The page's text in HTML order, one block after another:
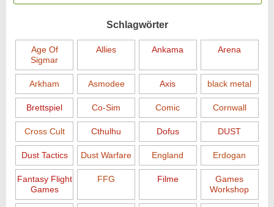
Schlagwörter
Age Of
Sigmar
Allies Ankama Arena
Arkham Asmodee Axis black metal
Brettspiel Co-Sim Comic Cornwall
Cross Cult Cthulhu Dofus DUST
Dust Tactics Dust Warfare England Erdogan
Fantasy Flight
Games
FFG Filme
Games
Workshop